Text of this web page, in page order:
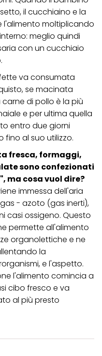
il cucchiaino e la
moltiplicando
meglio quindi
con un cucchiaio
va consumata
se macinata
di pollo è la più
e per ultima quella
entro due giorni
al suo utilizzo.
fresca, formaggi,
sono confezionati
ma cosa vuol dire?
immessa dell'aria
- azoto (gas inerti),
casi ossigeno. Questo
permette all'alimento
organolettiche e ne
la
e l'aspetto.
l'alimento comincia a
cibo fresco e va
al più presto